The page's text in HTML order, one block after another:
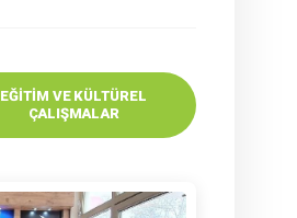
EĞITIM VE KÜLTÜREL
ÇALIŞMALAR